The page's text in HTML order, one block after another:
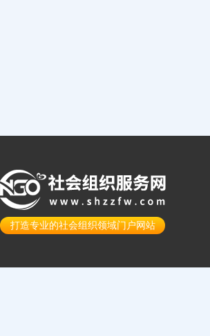
打造专业的社会组织领域门户网站